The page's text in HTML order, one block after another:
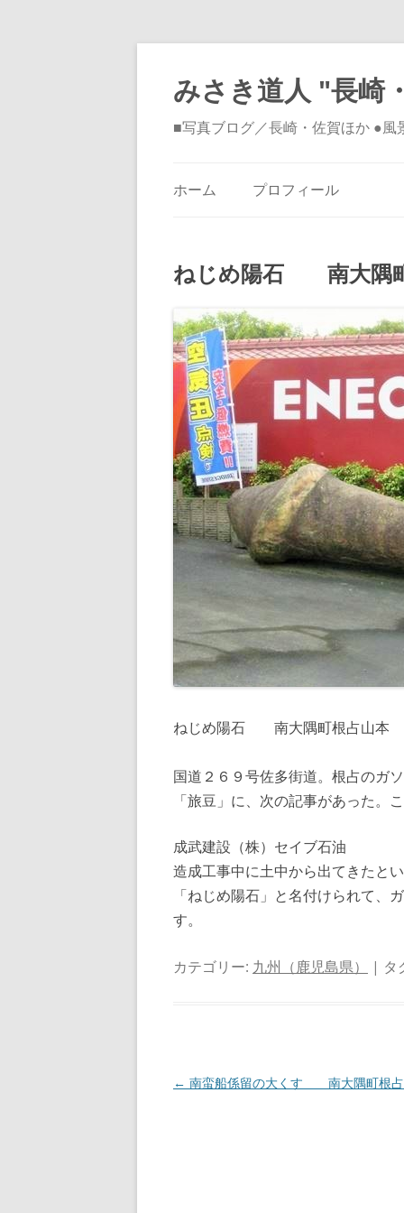
みさき道人 "長崎
■写真ブログ／長崎・佐賀ほか ●風
ホーム プロフィール
ねじめ陽石 南大隅
ねじめ陽石 南大隅町根占山本
国道２６９号佐多街道。根占のガ
「旅豆」に、次の記事があった。
成武建設（株）セイブ石油
造成工事中に土中から出てきたと
「ねじめ陽石」と名付けられて、
す。
カテゴリー: 九州（鹿児島県） | タ
投
← 南蛮船係留の大くす 南大隅町根